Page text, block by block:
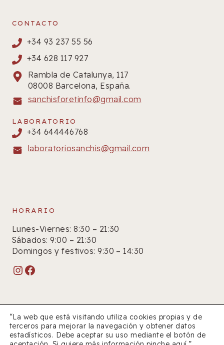
CONTACTO
+34 93 237 55 56
+34 628 117 927
Rambla de Catalunya, 117
08008 Barcelona, España.
sanchisforetinfo@gmail.com
LABORATORIO
+34 644446768
laboratoriosanchis@gmail.com
HORARIO
Lunes-Viernes: 8:30 – 21:30
Sábados: 9:00 – 21:30
Domingos y festivos: 9:30 – 14:30
Instagram
Facebook
© 2026 Farmacia Sanchís
“La web que está visitando utiliza cookies propias y de
terceros para mejorar la navegación y obtener datos
estadísticos. Debe aceptar su uso mediante el botón de